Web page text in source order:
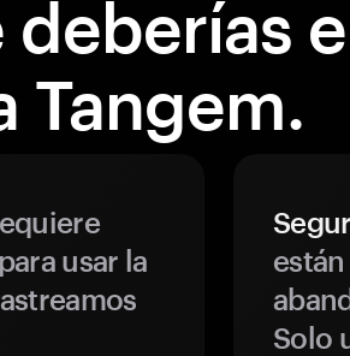
deberías
Tangem.
usar la
Solo